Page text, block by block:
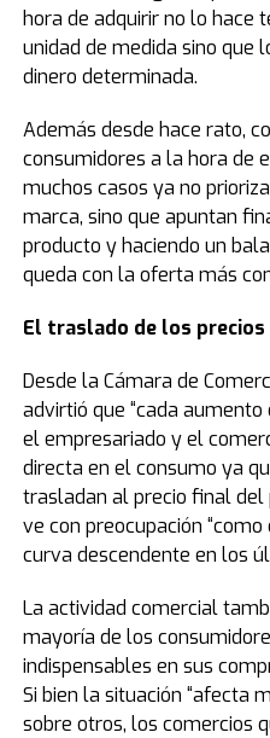
hora de adquirir no lo hace
unidad de medida sino que
dinero determinada.
Además desde hace rato,
consumidores a la hora de
muchos casos ya no
marca, sino que apuntan
producto y haciendo un
queda con la oferta más
El traslado de los precios
Desde la Cámara de
advirtió que “cada
el empresariado y el
directa en el consumo ya
trasladan al precio final del
ve con preocupación
curva descendente en los
La actividad comercial
mayoría de los
indispensables en sus
Si bien la situación “afecta
sobre otros, los comercios